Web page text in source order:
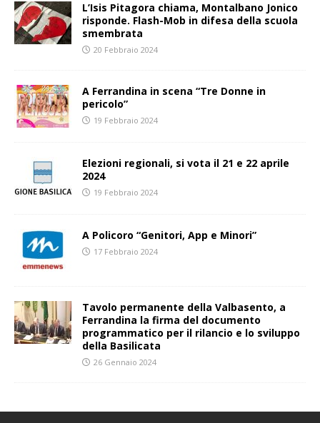
L’Isis Pitagora chiama, Montalbano Jonico
risponde. Flash-Mob in difesa della scuola
smembrata
20 Febbraio 2024
A Ferrandina in scena “Tre Donne in
pericolo”
19 Febbraio 2024
Elezioni regionali, si vota il 21 e 22 aprile
2024
19 Febbraio 2024
A Policoro “Genitori, App e Minori”
17 Febbraio 2024
Tavolo permanente della Valbasento, a
Ferrandina la firma del documento
programmatico per il rilancio e lo sviluppo
della Basilicata
26 Gennaio 2024